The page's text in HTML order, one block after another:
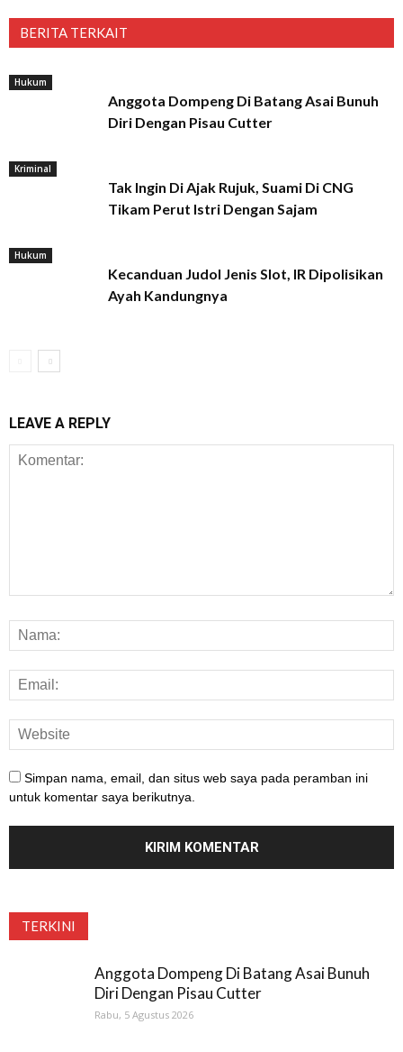
BERITA TERKAIT
Hukum
Anggota Dompeng Di Batang Asai Bunuh
Diri Dengan Pisau Cutter
Kriminal
Tak Ingin Di Ajak Rujuk, Suami Di CNG
Tikam Perut Istri Dengan Sajam
Hukum
Kecanduan Judol Jenis Slot, IR Dipolisikan
Ayah Kandungnya
LEAVE A REPLY
Simpan nama, email, dan situs web saya pada peramban ini
untuk komentar saya berikutnya.
TERKINI
Anggota Dompeng Di Batang Asai Bunuh
Diri Dengan Pisau Cutter
Rabu, 5 Agustus 2026